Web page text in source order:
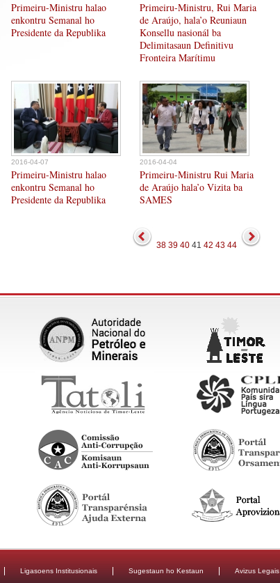
Primeiru-Ministru halao
enkontru Semanal ho
Presidente da Republika
Primeiru-Ministru, Rui Maria
de Araújo, hala’o Reuniaun
Konsellu nasionál ba
Delimitasaun Definitivu
Fronteira Marítimu
2016-04-07
Primeiru-Ministru halao
enkontru Semanal ho
Presidente da Republika
2016-04-04
Primeiru-Ministru Rui Maria
de Araújo hala’o Vizita ba
SAMES
38 39 40 41 42 43 44
Ligasoens Institusionais Sugestaun ho Kestaun Avizus Legais